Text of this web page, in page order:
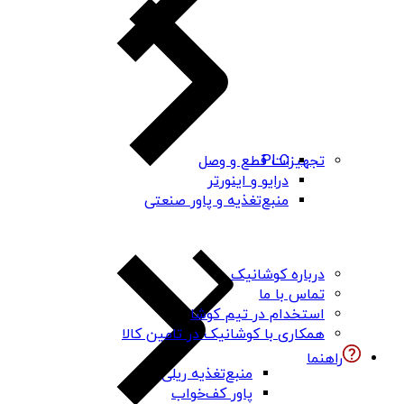
PLC
درایو و اینورتر
منبع‌تغذیه و پاور صنعتی
منبع‌تغذیه ریلی
پاور کف‌خواب
تجهیزات قطع و وصل
درباره کوشانیک
تماس با ما
استخدام در تیم کوشا
همکاری با کوشانیک در تامین کالا
راهنما